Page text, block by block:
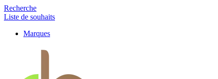
Recherche
Liste de souhaits
Marques